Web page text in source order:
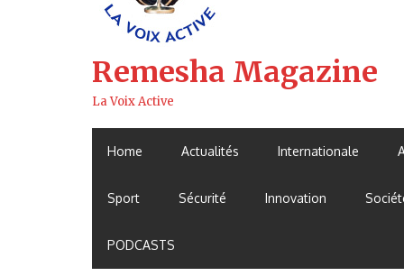
Remesha Magazine
La Voix Active
Home Actualités Internationale
Sport Sécurité Innovation
PODCASTS